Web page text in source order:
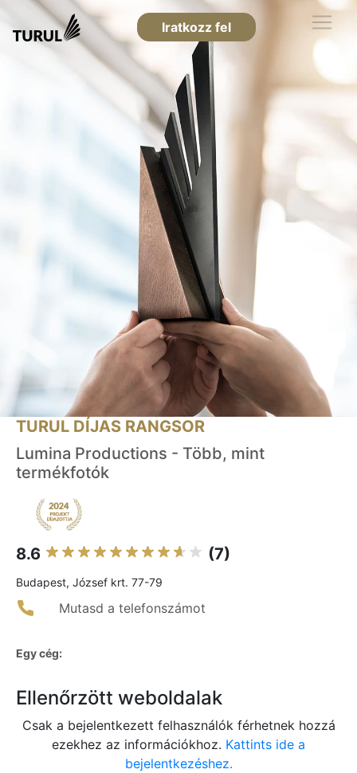
Iratkozz fel
TURUL DÍJAS RANGSOR
Lumina Productions - Több, mint
termékfotók
8.6 (7)
Budapest, József krt. 77-79
Mutasd a telefonszámot
Egy cég:
Ellenőrzött weboldalak
Csak a bejelentkezett felhasználók férhetnek hozzá
ezekhez az információkhoz. Kattints ide a
bejelentkezéshez.